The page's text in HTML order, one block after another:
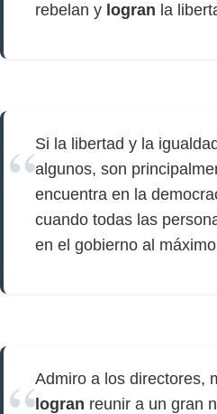
rebelan y logran la
Si la libertad y la
algunos, son
encuentra en la
cuando todas las
en el gobierno al
Admiro a los directores,
logran reunir a un gran